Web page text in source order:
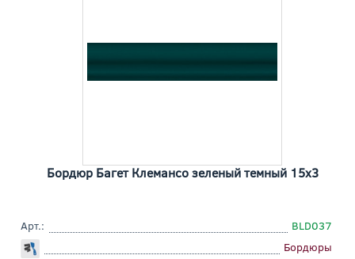
Бордюр Багет Клемансо зеленый темный 15x3
Арт.:
BLD037
Бордюры